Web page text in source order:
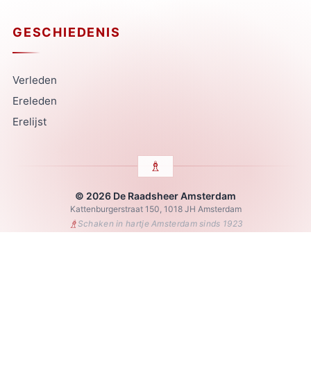
GESCHIEDENIS
Verleden
Ereleden
Erelijst
© 2026 De Raadsheer Amsterdam
Kattenburgerstraat 150, 1018 JH Amsterdam
♗Schaken in hartje Amsterdam sinds 1923